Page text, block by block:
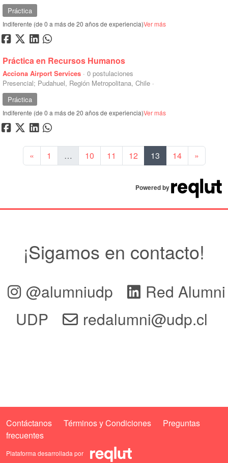
Práctica
Indiferente (de 0 a más de 20 años de experiencia)Ver más
Práctica en Recursos Humanos
Acciona Airport Services ·
Presencial; Pudahuel, Región Metropolitana, Chile ·
0 postulaciones
Práctica
Indiferente (de 0 a más de 20 años de experiencia)Ver más
«Anterior
1 … 10 11 12 13 14 »
Powered by
¡Sigamos en contacto!
@alumniudp
Red Alumni
UDP
redalumni@udp.cl
Contáctanos Términos y Condiciones
Preguntas
frecuentes
Plataforma desarrollada por